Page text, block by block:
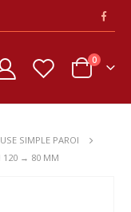
0
SIMPLE PAROI
120 → 80 MM